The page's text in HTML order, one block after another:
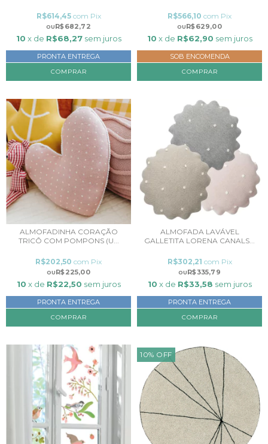
R$682,72
R$614,45 com Pix
10 x de R$68,27 sem juros
PRONTA ENTREGA
R$629,00
R$566,10 com Pix
10 x de R$62,90 sem juros
SOB ENCOMENDA
COMPRAR
ALMOFADINHA CORAÇÃO
TRICÔ COM POMPONS (U...
R$225,00
R$202,50 com Pix
10 x de R$22,50 sem juros
PRONTA ENTREGA
COMPRAR
ALMOFADA LAVÁVEL
GALLETITA LORENA CANALS...
R$335,79
R$302,21 com Pix
10 x de R$33,58 sem juros
PRONTA ENTREGA
COMPRAR
10% OFF